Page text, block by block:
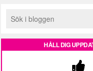
HÅLL DIG